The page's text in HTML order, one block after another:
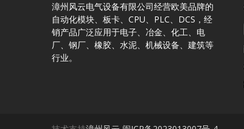
漳州风云电气设备有限公司经营欧美品牌的
自动化模块、板卡、CPU、PLC、DCS，经
销产品广泛应用于电子、冶金、化工、电
厂、钢厂、橡胶、水泥、机械设备、建筑等
行业。